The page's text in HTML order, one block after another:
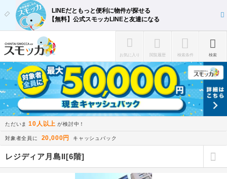
LINEだともっと便利に物件が探せる
【無料】公式スモッカLINEと友達になる
お気に入り 閲覧履歴 検索条件 検索
ただいま 10人以上 が検討中！
対象者全員に 20,000円 キャッシュバック
レジディア月島II[6階]